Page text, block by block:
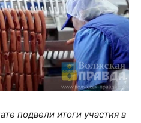
подвели итоги участия в